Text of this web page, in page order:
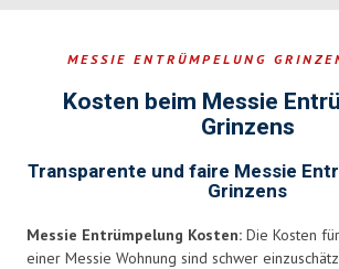
MESSIE ENTRÜMPELUNG
Kosten beim Messie
Grinzens
Transparente und faire Messie
Grinzens
Messie Entrümpelung Kosten: Die Kosten
einer Messie Wohnung sind schwer